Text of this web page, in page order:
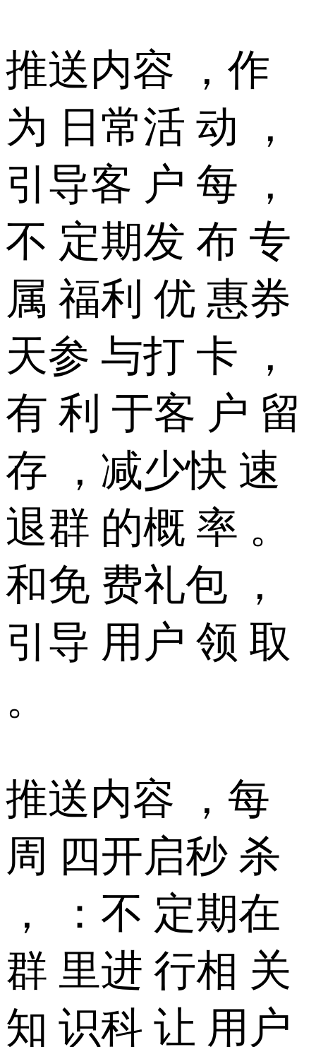
推送内容 ，作
为 日常活 动 ，
引导客 户 每 ，
不 定期发 布 专
属 福利 优 惠券
天参 与打 卡 ，
有 利 于客 户 留
存 ，减少快 速
退群 的概 率 。
和免 费礼包 ，
引导 用户 领 取
。
推送内容 ，每
周 四开启秒 杀
， ：不 定期在
群 里进 行相 关
知 识科 让 用户